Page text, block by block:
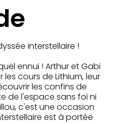
interstellaire !
ennui ! Arthur et Gabi
cours de Lithium, leur
les confins de
de l'espace sans foi ni
c'est une occasion
est à portée